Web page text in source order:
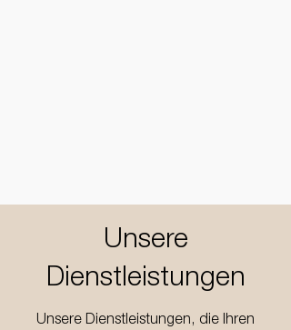
Unsere
Dienstleistungen
Unsere Dienstleistungen, die Ihren